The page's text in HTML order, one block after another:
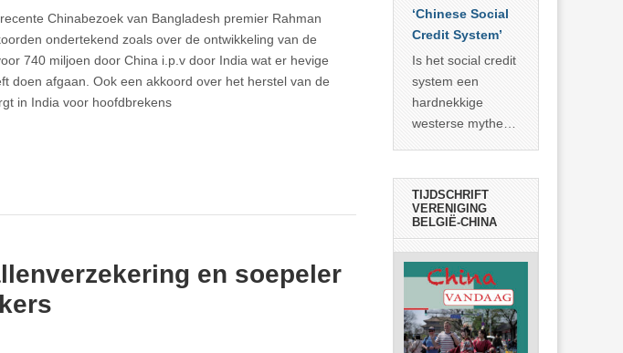
Chinabezoek van Bangladesh premier Rahman
ondertekend zoals over de ontwikkeling van de
740 miljoen door China i.p.v door India wat er hevige
doen afgaan. Ook een akkoord over het herstel van de
in India voor hoofdbrekens
en soepeler
zien dat
… >> lees meer
voorbije veertig
jaar in slaagde
meer dan 800
miljoen mensen
uit de armoede
… >> lees meer
‘Chinese Social
Credit System’
Is het social credit
system een
hardnekkige
westerse mythe of
TIJDSCHRIFT
VERENIGING
BELGIË-CHINA